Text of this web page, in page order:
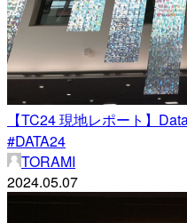
【TC24 現地レポート】
#DATA24
TORAMI
2024.05.07